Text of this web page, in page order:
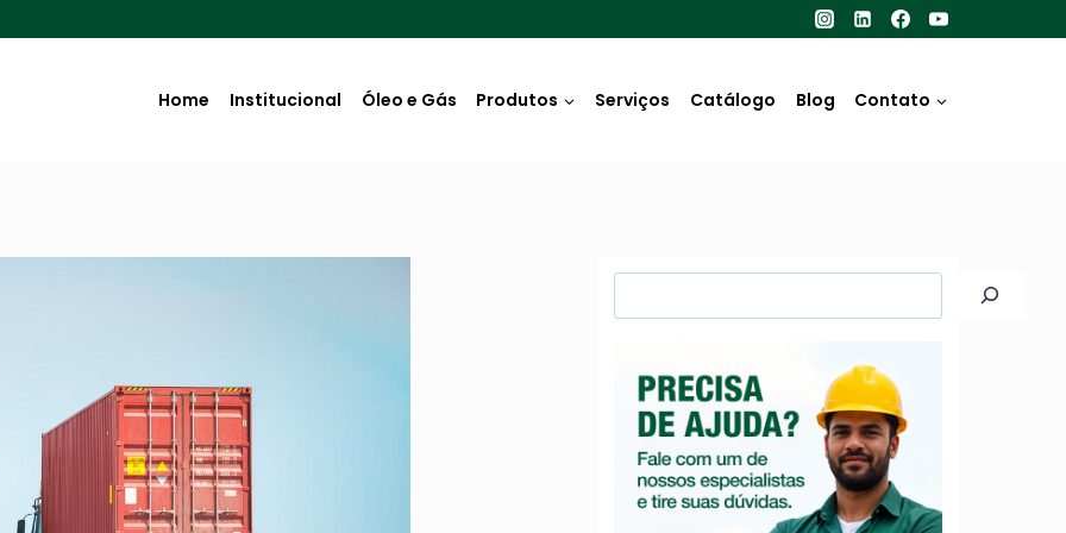
Home Institucional Óleo e Gás Produtos Serviços Catálogo Blog Contato